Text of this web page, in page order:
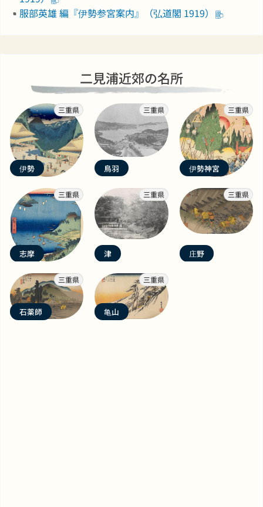
服部英雄 編『伊勢参宮案内』（弘道閣 1919）
二見浦近郊の名所
三重県
伊勢
三重県
鳥羽
三重県
伊勢神宮
三重県
志摩
三重県
津
三重県
庄野
三重県
石薬師
三重県
亀山